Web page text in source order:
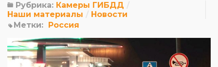
Рубрика: Камеры ГИБДД
Наши материалы
Новости
Метки: Россия